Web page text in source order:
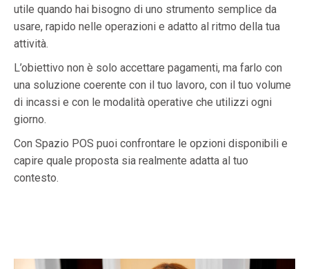
utile quando hai bisogno di uno strumento semplice da
usare, rapido nelle operazioni e adatto al ritmo della tua
attività.
L’obiettivo non è solo accettare pagamenti, ma farlo con
una soluzione coerente con il tuo lavoro, con il tuo volume
di incassi e con le modalità operative che utilizzi ogni
giorno.
Con Spazio POS puoi confrontare le opzioni disponibili e
capire quale proposta sia realmente adatta al tuo
contesto.